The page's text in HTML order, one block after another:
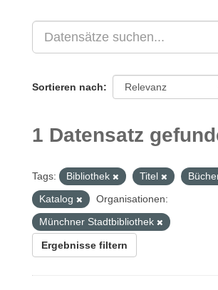
Sortieren nach
1 Datensatz
Tags: Bibliothek Titel
Katalog
Organisationen:
Münchner Stadtbibliothek
Ergebnisse filtern